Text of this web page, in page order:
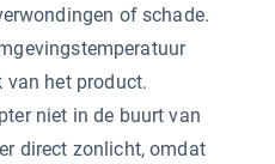
of schade.
van het product.
niet in de buurt van
direct zonlicht, omdat